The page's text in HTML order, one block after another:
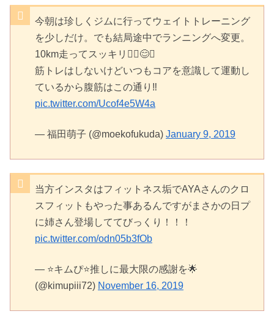
今朝は珍しくジムに行ってウェイトトレーニング
を少しだけ。でも結局途中でランニングへ変更。
10km走ってスッキリ🏃‍♀️😊✨
筋トレはしないけどいつもコアを意識して運動し
ているから腹筋はこの通り‼️
pic.twitter.com/Ucof4e5W4a
— 福田萌子 (@moekofukuda) January 9, 2019
当方インスタはフィットネス垢でAYAさんのクロ
スフィットもやった事あるんですがまさかの日プ
に姉さん登場しててびっくり！！！
pic.twitter.com/odn05b3fOb
— ⭐️キムぴ⭐推しに最大限の感謝を🌟
(@kimupiii72) November 16, 2019